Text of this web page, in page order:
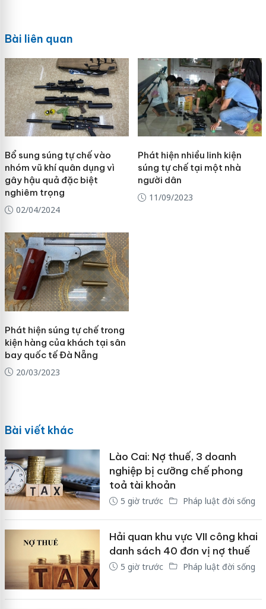
Bài liên quan
Bổ sung súng tự chế vào
nhóm vũ khí quân dụng vì
gây hậu quả đặc biệt
nghiêm trọng
02/04/2024
Phát hiện nhiều linh kiện
súng tự chế tại một nhà
người dân
11/09/2023
Phát hiện súng tự chế trong
kiện hàng của khách tại sân
bay quốc tế Đà Nẵng
20/03/2023
Bài viết khác
Lào Cai: Nợ thuế, 3 doanh
nghiệp bị cưỡng chế phong
toả tài khoản
5 giờ trước Pháp luật đời sống
Hải quan khu vực VII công khai
danh sách 40 đơn vị nợ thuế
5 giờ trước Pháp luật đời sống